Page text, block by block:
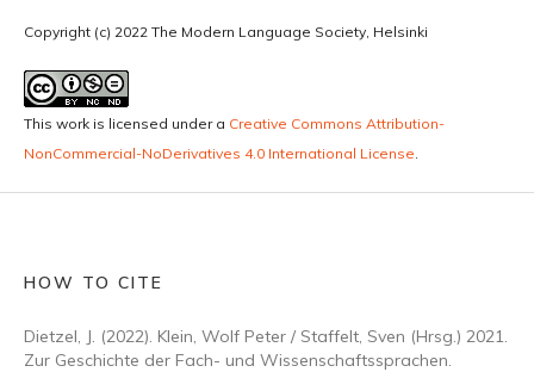
Copyright (c) 2022 The Modern Language Society, Helsinki
This work is licensed under a Creative Commons Attribution-
NonCommercial-NoDerivatives 4.0 International License.
HOW TO CITE
Dietzel, J. (2022). Klein, Wolf Peter / Staffelt, Sven (Hrsg.) 2021.
Zur Geschichte der Fach- und Wissenschaftssprachen.